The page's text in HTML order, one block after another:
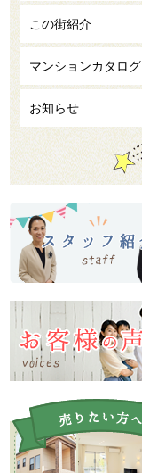
この街紹介
マンションカタログ
お知らせ